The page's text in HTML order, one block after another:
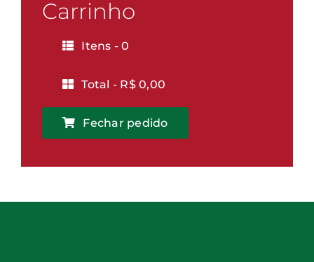
quantidade
Carrinho
Itens -0
Total - R$0,00
Fechar pedido